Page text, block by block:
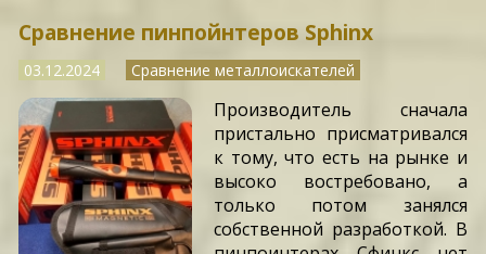
Сравнение пинпойнтеров Sphinx
03.12.2024 Сравнение металлоискателей
Производитель сначала
пристально присматривался
к тому, что есть на рынке и
высоко востребовано, а
только потом занялся
собственной разработкой. В